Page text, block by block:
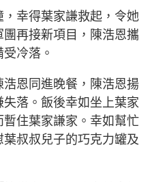
幸得葉家謙救起，令她
再接新項目，陳浩恩攜
冷落。
恩同進晚餐，陳浩恩揚
落。飯後幸如坐上葉家
住葉家謙家。幸如幫忙
叔叔兒子的巧克力罐及